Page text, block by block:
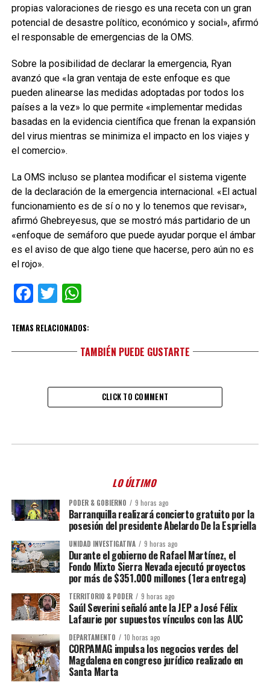
propias valoraciones de riesgo es una receta con un gran
potencial de desastre político, económico y social», afirmó
el responsable de emergencias de la OMS.
Sobre la posibilidad de declarar la emergencia, Ryan
avanzó que «la gran ventaja de este enfoque es que
pueden alinearse las medidas adoptadas por todos los
países a la vez» lo que permite «implementar medidas
basadas en la evidencia científica que frenan la expansión
del virus mientras se minimiza el impacto en los viajes y
el comercio».
La OMS incluso se plantea modificar el sistema vigente
de la declaración de la emergencia internacional. «El actual
funcionamiento es de sí o no y lo tenemos que revisar»,
afirmó Ghebreyesus, que se mostró más partidario de un
«enfoque de semáforo que puede ayudar porque el ámbar
es el aviso de que algo tiene que hacerse, pero aún no es
el rojo».
Facebook
TwitterWhatsApp
TEMAS RELACIONADOS:
TAMBIÉN PUEDE GUSTARTE
CLICK TO COMMENT
LO ÚLTIMO
PODER & GOBIERNO 9 horas ago
Barranquilla realizará concierto gratuito por la
posesión del presidente Abelardo De la Espriella
UNIDAD INVESTIGATIVA 9 horas ago
Durante el gobierno de Rafael Martínez, el
Fondo Mixto Sierra Nevada ejecutó proyectos
por más de $351.000 millones (1era entrega)
TERRITORIO & PODER 9 horas ago
Saúl Severini señaló ante la JEP a José Félix
Lafaurie por supuestos vínculos con las AUC
DEPARTAMENTO 10 horas ago
CORPAMAG impulsa los negocios verdes del
Magdalena en congreso jurídico realizado en
Santa Marta